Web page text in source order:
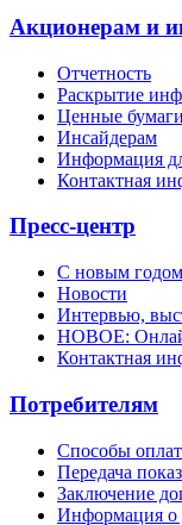
Акционерам и
Отчетность
Раскрытие
Ценные бумаги
Инсайдерам
Информация
Контактная
Пресс-центр
С новым
Новости
Интервью,
НОВОЕ:
Контактная
Потребителям
Способы
Передача
Заключение
Информация о